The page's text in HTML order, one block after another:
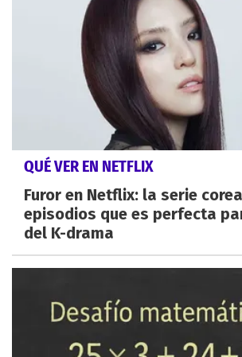
QUÉ VER EN NETFLIX
Furor en Netflix: la serie
episodios que es perfecta
del K-drama